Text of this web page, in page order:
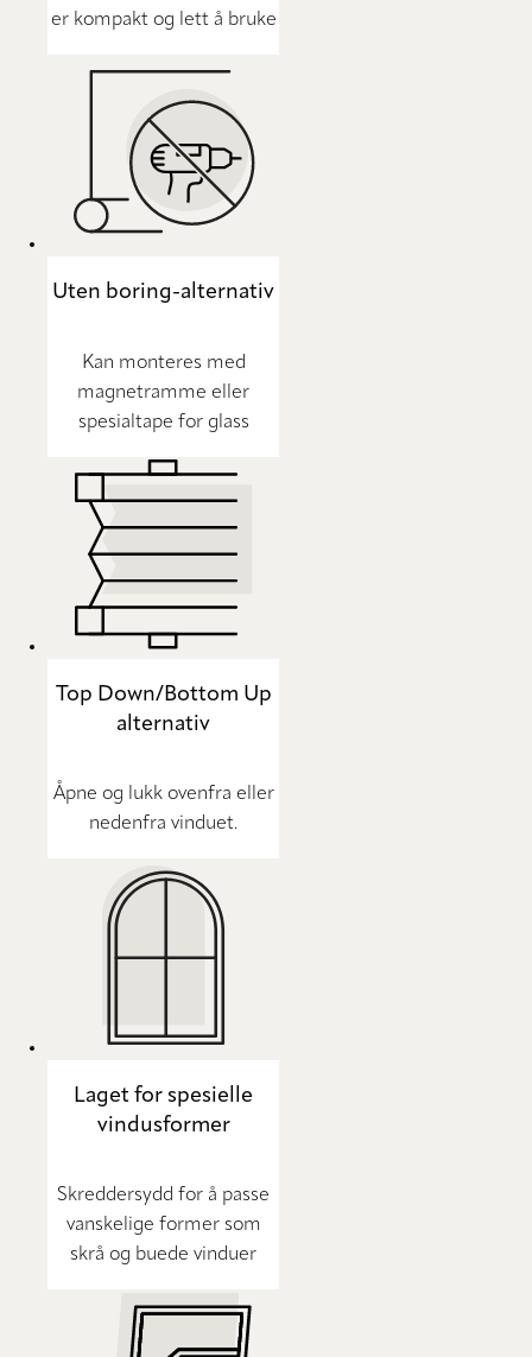
er kompakt og lett å bruke
Uten boring-alternativ
Kan monteres med
magnetramme eller
spesialtape for glass
Top Down/Bottom Up
alternativ
Åpne og lukk ovenfra eller
nedenfra vinduet.
Laget for spesielle
vindusformer
Skreddersydd for å passe
vanskelige former som
skrå og buede vinduer